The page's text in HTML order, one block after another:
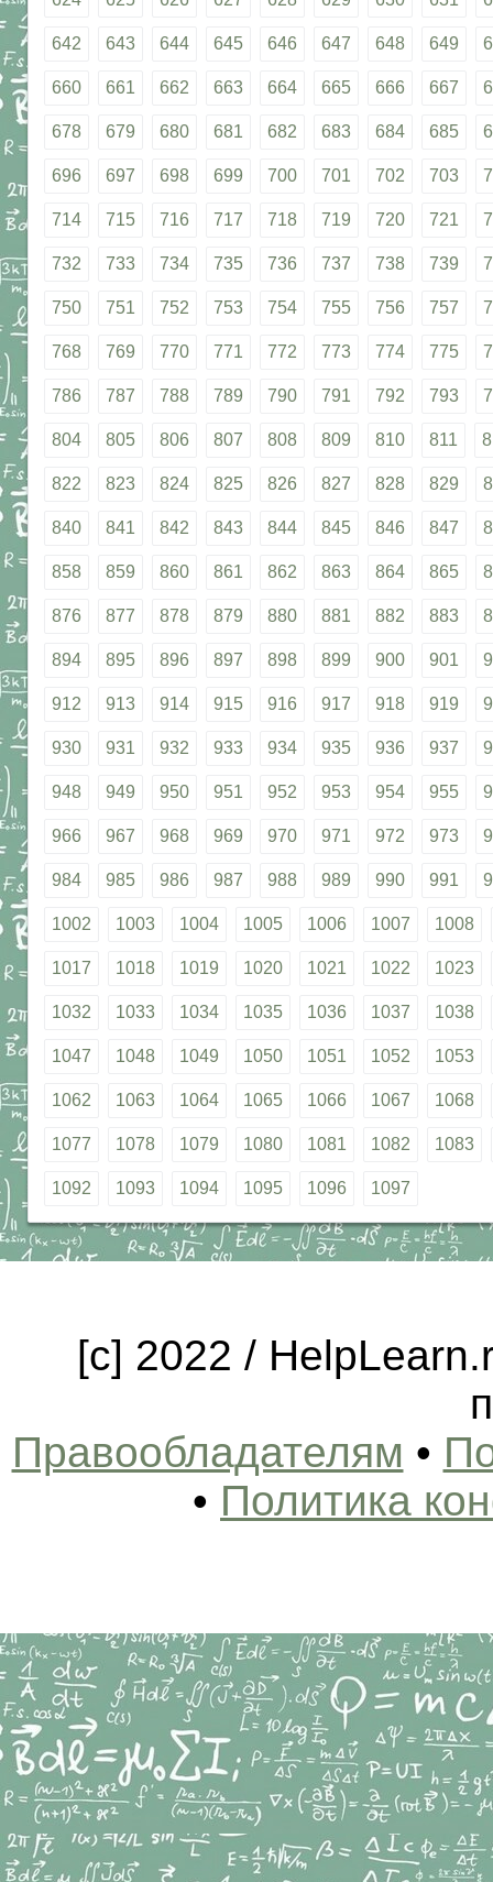
642 643 644 645 646 647 648 649
660 661 662 663 664 665 666 667
678 679 680 681 682 683 684 685
696 697 698 699 700 701 702 703
714 715 716 717 718 719 720 721
732 733 734 735 736 737 738 739
750 751 752 753 754 755 756 757
768 769 770 771 772 773 774 775
786 787 788 789 790 791 792 793
804 805 806 807 808 809 810 811
822 823 824 825 826 827 828 829
840 841 842 843 844 845 846 847
858 859 860 861 862 863 864 865
876 877 878 879 880 881 882 883
894 895 896 897 898 899 900 901
912 913 914 915 916 917 918 919
930 931 932 933 934 935 936 937
948 949 950 951 952 953 954 955
966 967 968 969 970 971 972 973
984 985 986 987 988 989 990 991
1002 1003 1004 1005 1006 1007 1008
1017 1018 1019 1020 1021 1022 1023
1032 1033 1034 1035 1036 1037 1038
1047 1048 1049 1050 1051 1052 1053
1062 1063 1064 1065 1066 1067 1068
1077 1078 1079 1080 1081 1082 1083
1092 1093 1094 1095 1096 1097
[c] 2022 /
Правообладателям •
• Политика